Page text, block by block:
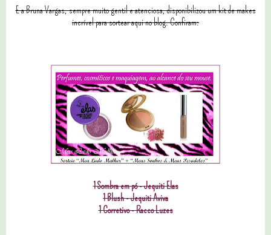
E a Bruna Vargas, sempre muito gentil e atenciosa, disponibilizou um kit de makes
incrível para sortear aqui no blog. Confiram:
1 Sombra em pó - Jequiti Elas
1 Blush - Jequiti Aviva
1 Corretivo - Racco Luzes